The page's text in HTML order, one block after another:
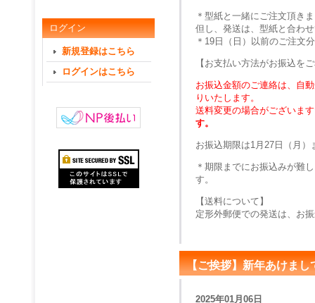
ログイン
新規登録はこちら
ログインはこちら
＊型紙と一緒にご注文頂き
但し、発送は、型紙と合わ
＊19日（日）以前のご注文
【お支払い方法がお振込を
お振込金額のご連絡は、自
りいたします。
送料変更の場合がございま
す。
お振込期限は1月27日（月
＊期限までにお振込みが難
す。
【送料について】
定形外郵便での発送は、お
【ご挨拶】新年あけまし
2025年01月06日